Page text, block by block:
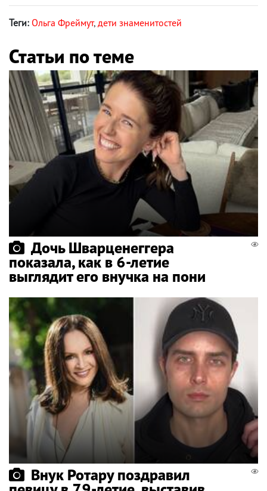
Теги: Ольга Фреймут, дети знаменитостей
Статьи по теме
Дочь Шварценеггера
показала, как в 6-летие
выглядит его внучка на пони
Внук Ротару поздравил